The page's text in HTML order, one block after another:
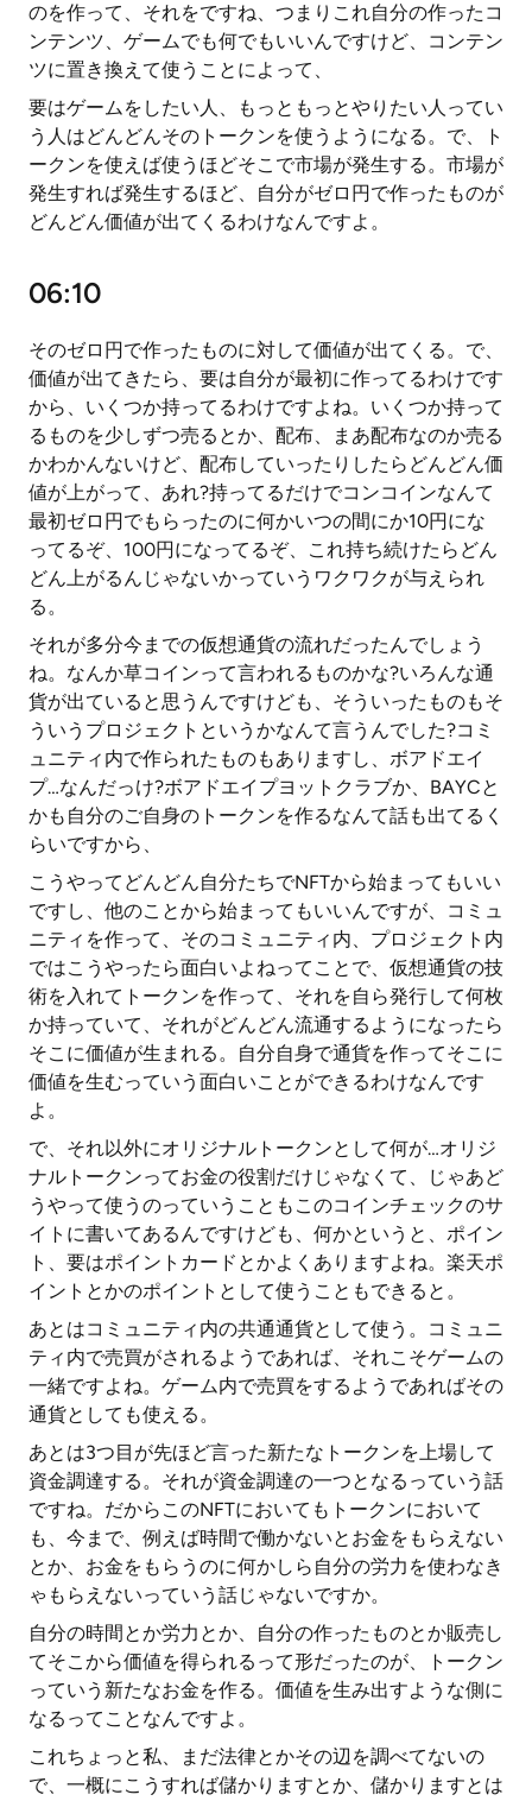
のを作って、それをですね、つまりこれ自分の作ったコ
ンテンツ、ゲームでも何でもいいんですけど、コンテン
ツに置き換えて使うことによって、
要はゲームをしたい人、もっともっとやりたい人ってい
う人はどんどんそのトークンを使うようになる。で、ト
ークンを使えば使うほどそこで市場が発生する。市場が
発生すれば発生するほど、自分がゼロ円で作ったものが
どんどん価値が出てくるわけなんですよ。
06:10
そのゼロ円で作ったものに対して価値が出てくる。で、
価値が出てきたら、要は自分が最初に作ってるわけです
から、いくつか持ってるわけですよね。いくつか持って
るものを少しずつ売るとか、配布、まあ配布なのか売る
かわかんないけど、配布していったりしたらどんどん価
値が上がって、あれ?持ってるだけでコンコインなんて
最初ゼロ円でもらったのに何かいつの間にか10円にな
ってるぞ、100円になってるぞ、これ持ち続けたらどん
どん上がるんじゃないかっていうワクワクが与えられ
る。
それが多分今までの仮想通貨の流れだったんでしょう
ね。なんか草コインって言われるものかな?いろんな通
貨が出ていると思うんですけども、そういったものもそ
ういうプロジェクトというかなんて言うんでした?コミ
ュニティ内で作られたものもありますし、ボアドエイ
プ…なんだっけ?ボアドエイプヨットクラブか、BAYCと
かも自分のご自身のトークンを作るなんて話も出てるく
らいですから、
こうやってどんどん自分たちでNFTから始まってもいい
ですし、他のことから始まってもいいんですが、コミュ
ニティを作って、そのコミュニティ内、プロジェクト内
ではこうやったら面白いよねってことで、仮想通貨の技
術を入れてトークンを作って、それを自ら発行して何枚
か持っていて、それがどんどん流通するようになったら
そこに価値が生まれる。自分自身で通貨を作ってそこに
価値を生むっていう面白いことができるわけなんです
よ。
で、それ以外にオリジナルトークンとして何が…オリジ
ナルトークンってお金の役割だけじゃなくて、じゃあど
うやって使うのっていうこともこのコインチェックのサ
イトに書いてあるんですけども、何かというと、ポイン
ト、要はポイントカードとかよくありますよね。楽天ポ
イントとかのポイントとして使うこともできると。
あとはコミュニティ内の共通通貨として使う。コミュニ
ティ内で売買がされるようであれば、それこそゲームの
一緒ですよね。ゲーム内で売買をするようであればその
通貨としても使える。
あとは3つ目が先ほど言った新たなトークンを上場して
資金調達する。それが資金調達の一つとなるっていう話
ですね。だからこのNFTにおいてもトークンにおいて
も、今まで、例えば時間で働かないとお金をもらえない
とか、お金をもらうのに何かしら自分の労力を使わなき
ゃもらえないっていう話じゃないですか。
自分の時間とか労力とか、自分の作ったものとか販売し
てそこから価値を得られるって形だったのが、トークン
っていう新たなお金を作る。価値を生み出すような側に
なるってことなんですよ。
これちょっと私、まだ法律とかその辺を調べてないの
で、一概にこうすれば儲かりますとか、儲かりますとは